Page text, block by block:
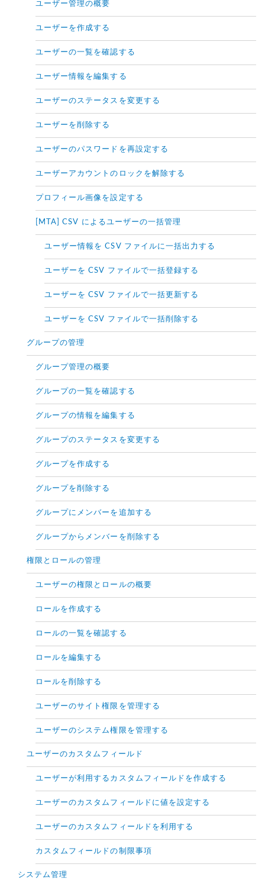
ユーザー管理の概要
ユーザーを作成する
ユーザーの一覧を確認する
ユーザー情報を編集する
ユーザーのステータスを変更する
ユーザーを削除する
ユーザーのパスワードを再設定する
ユーザーアカウントのロックを解除する
プロフィール画像を設定する
[MTA] CSV によるユーザーの一括管理
ユーザー情報を CSV ファイルに一括出力する
ユーザーを CSV ファイルで一括登録する
ユーザーを CSV ファイルで一括更新する
ユーザーを CSV ファイルで一括削除する
グループの管理
グループ管理の概要
グループの一覧を確認する
グループの情報を編集する
グループのステータスを変更する
グループを作成する
グループを削除する
グループにメンバーを追加する
グループからメンバーを削除する
権限とロールの管理
ユーザーの権限とロールの概要
ロールを作成する
ロールの一覧を確認する
ロールを編集する
ロールを削除する
ユーザーのサイト権限を管理する
ユーザーのシステム権限を管理する
ユーザーのカスタムフィールド
ユーザーが利用するカスタムフィールドを作成する
ユーザーのカスタムフィールドに値を設定する
ユーザーのカスタムフィールドを利用する
カスタムフィールドの制限事項
システム管理